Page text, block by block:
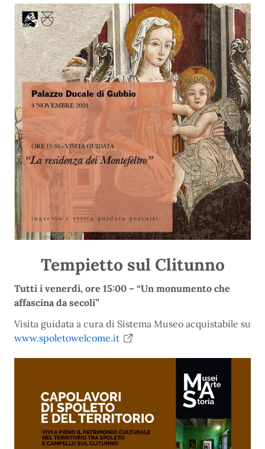
Tempietto sul Clitunno
Tutti i venerdì, ore 15:00 – “Un monumento che
affascina da secoli”
Visita guidata a cura di Sistema Museo acquistabile su
www.spoletowelcome.it